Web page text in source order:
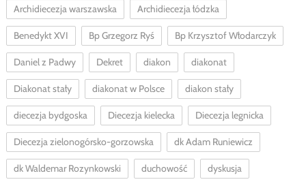
Archidiecezja warszawska Archidiecezja łódzka
Benedykt XVI Bp Grzegorz Ryś Bp Krzysztof Włodarczyk
Daniel z Padwy Dekret diakon diakonat
Diakonat stały diakonat w Polsce diakon stały
diecezja bydgoska Diecezja kielecka Diecezja legnicka
Diecezja zielonogórsko-gorzowska dk Adam Runiewicz
dk Waldemar Rozynkowski duchowość dyskusja